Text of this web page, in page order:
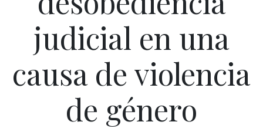
judicial en una
causa de violencia
de género